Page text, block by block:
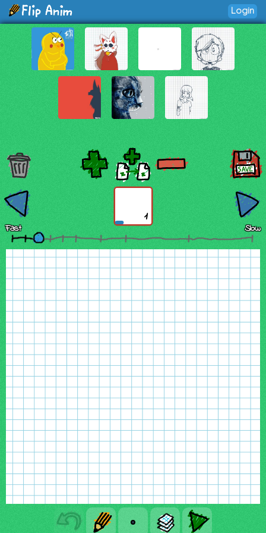
Login
1
Fast Slow